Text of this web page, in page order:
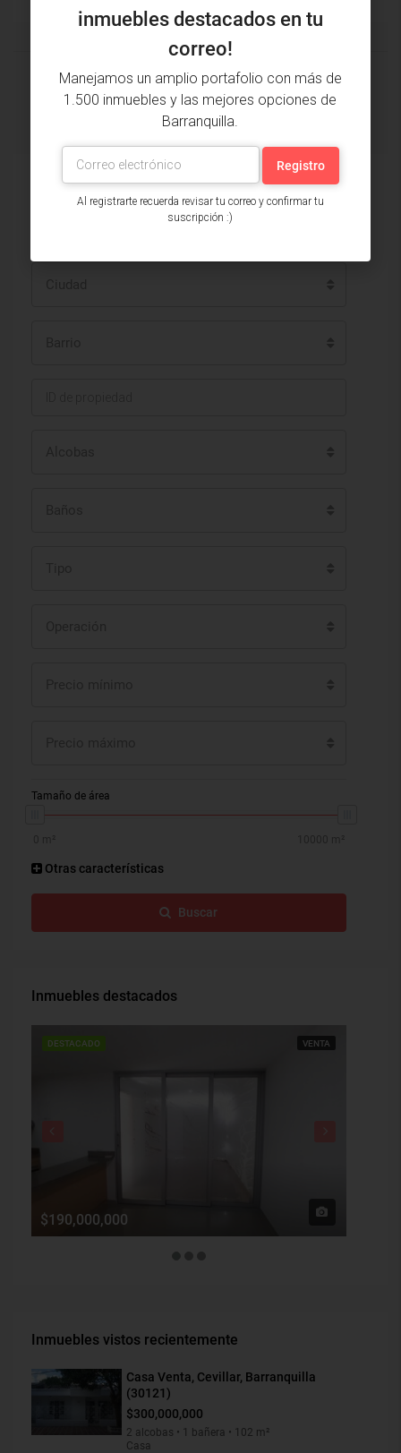
1 2
Encuentra tu inmueble
Tamaño de área
Otras características
Buscar
Inmuebles destacados
DESTACADO VENTA
$190,000,000
Inmuebles vistos recientemente
Casa Venta, Cevillar, Barranquilla
(30121)
$300,000,000
2 alcobas • 1 bañera • 102 m²
Casa
inmuebles destacados en tu
correo!
Manejamos un amplio portafolio con más de
1.500 inmuebles y las mejores opciones de
Barranquilla.
Al registrarte recuerda revisar tu correo y confirmar tu
suscripción :)